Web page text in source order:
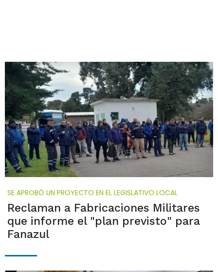
SE APROBÓ UN PROYECTO EN EL LEGISLATIVO LOCAL
Reclaman a Fabricaciones Militares
que informe el "plan previsto" para
Fanazul